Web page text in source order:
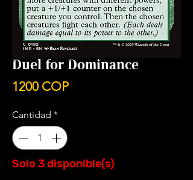
Duel for Dominance
1200 COPPrecio
Cantidad *
Solo 3 disponible(s)